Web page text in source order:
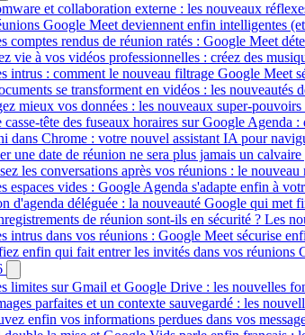
et collaboration externe : les nouveaux
Google Meet deviennent enfin intelligentes
comptes rendus de réunion ratés : Google Meet
vie à vos vidéos professionnelles : créez des
intrus : comment le nouveau filtrage Google Meet
se transforment en vidéos : les
mieux vos données : les nouveaux super-
casse-tête des fuseaux horaires sur Google Agenda
dans Chrome : votre nouvel assistant IA pour
une date de réunion ne sera plus jamais un
les conversations après vos réunions : le
espaces vides : Google Agenda s'adapte enfin à
d'agenda déléguée : la nouveauté Google qui met
de réunion sont-ils en sécurité ? Les
intrus dans vos réunions : Google Meet sécurise
enfin qui fait entrer les invités dans vos réunions
limites sur Gmail et Google Drive : les nouvelles
parfaites et un contexte sauvegardé : les
enfin vos informations perdues dans vos